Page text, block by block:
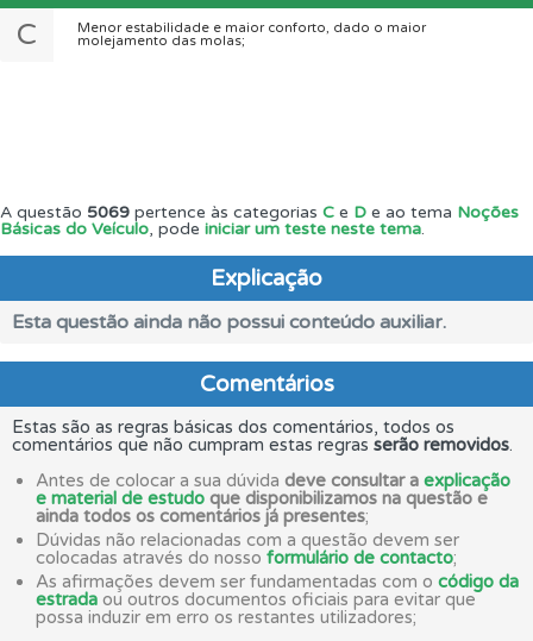
C
Menor estabilidade e maior conforto, dado o maior
molejamento das molas;
A questão 5069 pertence às categorias C e D e ao tema Noções
Básicas do Veículo, pode iniciar um teste neste tema.
Explicação
Esta questão ainda não possui conteúdo auxiliar.
Comentários
Estas são as regras básicas dos comentários, todos os
comentários que não cumpram estas regras serão removidos.
Antes de colocar a sua dúvida deve consultar a explicação
e material de estudo que disponibilizamos na questão e
ainda todos os comentários já presentes;
Dúvidas não relacionadas com a questão devem ser
colocadas através do nosso formulário de contacto;
As afirmações devem ser fundamentadas com o código da
estrada ou outros documentos oficiais para evitar que
possa induzir em erro os restantes utilizadores;